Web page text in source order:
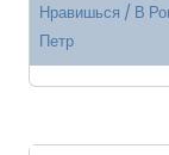
Нравишься / В
Петр